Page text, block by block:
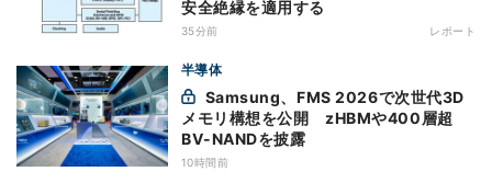
安全絶縁を適用する
35分前 レポート
半導体
メモリ構想を公開 zHBMや400層超
BV-NANDを披露
10時間前